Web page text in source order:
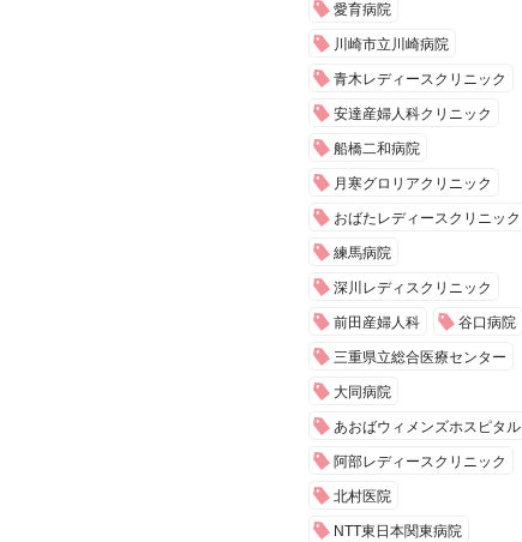
愛育病院
川崎市立川崎病院
青木レディースクリニック
安達産婦人科クリニック
船橋二和病院
月寒グロリアクリニック
おばたレディースクリニック
練馬病院
深川レディスクリニック
前田産婦人科 谷口病院
三重県立総合医療センター
大同病院
あおばウィメンズホスピタル
阿部レディースクリニック
北村医院
NTT東日本関東病院